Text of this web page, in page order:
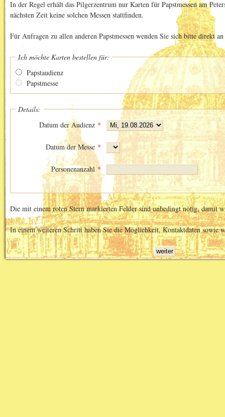
In der Regel erhält das Pilgerzentrum nur Karten für Papstmessen am
nächsten Zeit keine solchen Messen stattfinden.
Für Anfragen zu allen anderen Papstmessen wenden Sie sich bitte direkt
Ich möchte Karten bestellen für:
Papstaudienz
Papstmesse
Details:
*
Datum der Audienz
*
Datum der Messe
*
Personenanzahl
Die mit einem roten Stern markierten Felder sind unbedingt nötig, damit
In einem weiteren Schritt haben Sie die Möglichkeit, Kontaktdaten sowie